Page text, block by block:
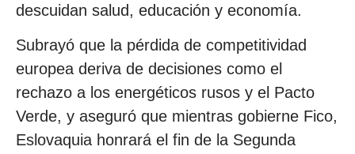
descuidan salud, educación y economía.
Subrayó que la pérdida de competitividad
europea deriva de decisiones como el
rechazo a los energéticos rusos y el Pacto
Verde, y aseguró que mientras gobierne Fico,
Eslovaquia honrará el fin de la Segunda